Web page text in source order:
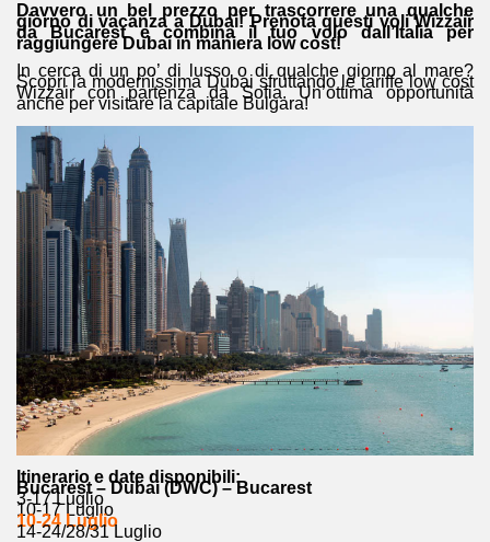
Davvero un bel prezzo per trascorrere una qualche
giorno di vacanza a Dubai! Prenota questi voli Wizzair
da Bucarest e combina il tuo volo dall’Italia per
raggiungere Dubai in maniera low cost!
In cerca di un po’ di lusso o di qualche giorno al mare?
Scopri la modernissima Dubai sfruttando le tariffe low cost
Wizzair con partenza da Sofia. Un’ottima opportunità
anche per visitare la capitale Bulgara!
Itinerario e date disponibili:
Bucarest – Dubai (DWC) – Bucarest
3-17 Luglio
10-17 Luglio
10-24 Luglio
14-24/28/31 Luglio